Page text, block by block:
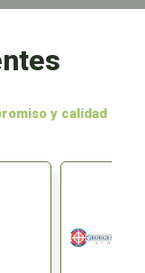
y calidad